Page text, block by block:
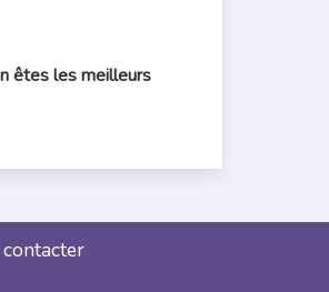
êtes les meilleurs